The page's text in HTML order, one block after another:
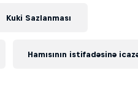
Kuki Sazlanması
Hamısının istifadəsinə